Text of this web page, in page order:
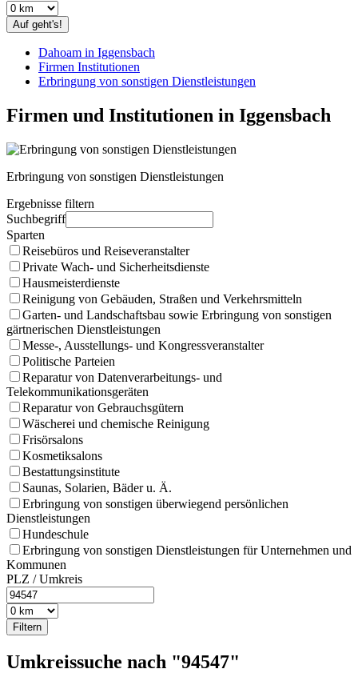
Auf geht's!
Dahoam in Iggensbach
Firmen Institutionen
Erbringung von sonstigen Dienstleistungen
Firmen und Institutionen in Iggensbach
Erbringung von sonstigen Dienstleistungen
Ergebnisse filtern
Suchbegriff
Sparten
Reisebüros und Reiseveranstalter
Private Wach- und Sicherheitsdienste
Hausmeisterdienste
Reinigung von Gebäuden, Straßen und Verkehrsmitteln
Garten- und Landschaftsbau sowie Erbringung von sonstigen
gärtnerischen Dienstleistungen
Messe-, Ausstellungs- und Kongressveranstalter
Politische Parteien
Reparatur von Datenverarbeitungs- und
Telekommunikationsgeräten
Reparatur von Gebrauchsgütern
Wäscherei und chemische Reinigung
Frisörsalons
Kosmetiksalons
Bestattungsinstitute
Saunas, Solarien, Bäder u. Ä.
Erbringung von sonstigen überwiegend persönlichen
Dienstleistungen
Hundeschule
Erbringung von sonstigen Dienstleistungen für Unternehmen und
Kommunen
PLZ / Umkreis
Umkreissuche nach "94547"